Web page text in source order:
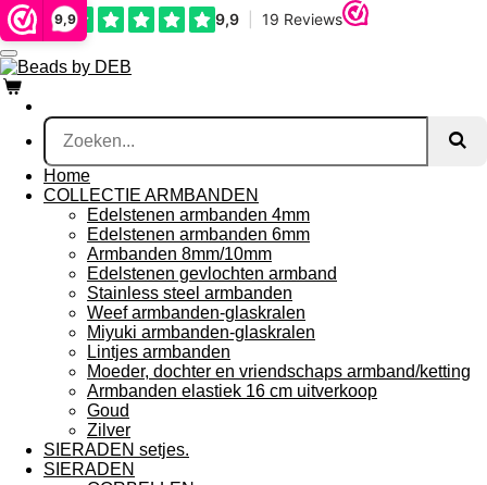
9,9
Ga
direct
naar
de
hoofdinhoud
Home
COLLECTIE ARMBANDEN
Edelstenen armbanden 4mm
Edelstenen armbanden 6mm
Armbanden 8mm/10mm
Edelstenen gevlochten armband
Stainless steel armbanden
Weef armbanden-glaskralen
Miyuki armbanden-glaskralen
Lintjes armbanden
Moeder, dochter en vriendschaps armband/ketting
Armbanden elastiek 16 cm uitverkoop
Goud
Zilver
SIERADEN setjes.
SIERADEN